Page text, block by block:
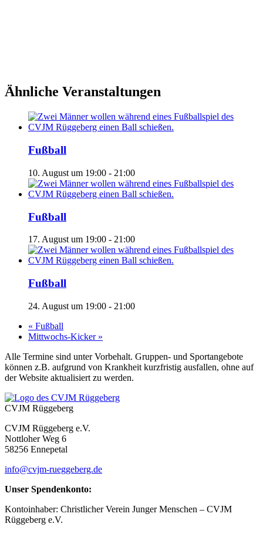
Ähnliche Veranstaltungen
Fußball
10. August um 19:00 - 21:00
Fußball
17. August um 19:00 - 21:00
Fußball
24. August um 19:00 - 21:00
« Fußball
Mittwochs-Kicker »
Alle Termine sind unter Vorbehalt. Gruppen- und Sportangebote
können z.B. aufgrund von Krankheit kurzfristig ausfallen, ohne auf
der Website aktualisiert zu werden.
CVJM Rüggeberg
CVJM Rüggeberg e.V.
Nottloher Weg 6
58256 Ennepetal
info@cvjm-rueggeberg.de
Unser Spendenkonto:
Kontoinhaber: Christlicher Verein Junger Menschen – CVJM
Rüggeberg e.V.